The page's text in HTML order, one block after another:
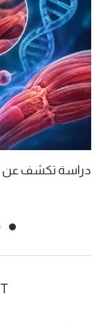
دراسة تكشف عن